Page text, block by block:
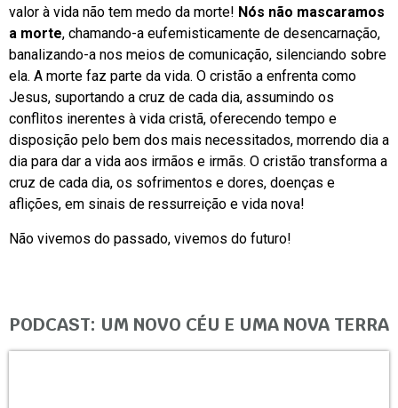
valor à vida não tem medo da morte! Nós não mascaramos
a morte, chamando-a eufemisticamente de desencarnação,
banalizando-a nos meios de comunicação, silenciando sobre
ela. A morte faz parte da vida. O cristão a enfrenta como
Jesus, suportando a cruz de cada dia, assumindo os
conflitos inerentes à vida cristã, oferecendo tempo e
disposição pelo bem dos mais necessitados, morrendo dia a
dia para dar a vida aos irmãos e irmãs. O cristão transforma a
cruz de cada dia, os sofrimentos e dores, doenças e
aflições, em sinais de ressurreição e vida nova!
Não vivemos do passado, vivemos do futuro!
PODCAST: UM NOVO CÉU E UMA NOVA TERRA